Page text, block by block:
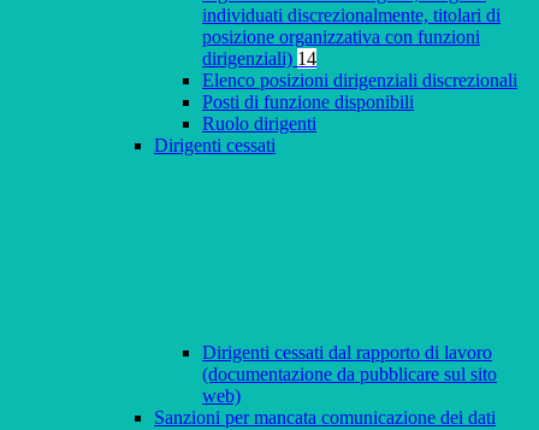
individuati discrezionalmente, titolari di
posizione organizzativa con funzioni
dirigenziali) 14
Elenco posizioni dirigenziali discrezionali
Posti di funzione disponibili
Ruolo dirigenti
Dirigenti cessati
Dirigenti cessati dal rapporto di lavoro
(documentazione da pubblicare sul sito
web)
Sanzioni per mancata comunicazione dei dati